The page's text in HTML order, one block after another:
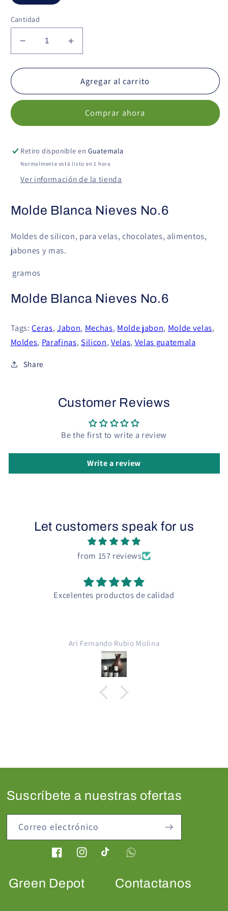
Cantidad
Reducir
cantidad
para
Blanca
Nieves
Aumentar
cantidad
para
Molde
Blanca
No.6
Agregar al carrito
Comprar ahora
Retiro disponible en Guatemala
Normalmente está listo en 1 hora
Ver información de la tienda
Molde Blanca Nieves No.6
Moldes de silicon, para velas, chocolates, alimentos,
jabones y mas.
gramos
Molde Blanca Nieves No.6
Tags:Ceras,Jabon, Mechas, Molde jabon, Molde velas,
Moldes, Parafinas, Silicon,Velas, Velas guatemala
Share
Customer Reviews
Be the first to write a review
Write a review
Let customers speak for us
from 157 reviews
Excelentes productos de calidad
Ari Fernando Rubio Molina
Suscríbete a nuestras ofertas
Correo electrónico
FacebookInstagramTikTok
Green Depot Contactanos